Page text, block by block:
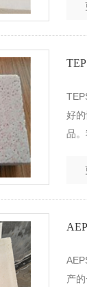
好的
品。
产的